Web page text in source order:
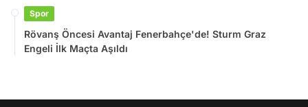
Spor
Rövanş Öncesi Avantaj Fenerbahçe'de! Sturm Graz
Engeli İlk Maçta Aşıldı